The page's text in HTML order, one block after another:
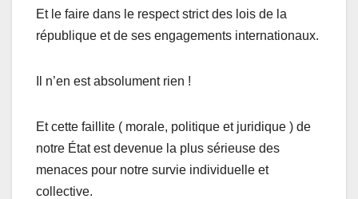
Et le faire dans le respect strict des lois de la
république et de ses engagements internationaux.
Il n’en est absolument rien !
Et cette faillite ( morale, politique et juridique ) de
notre État est devenue la plus sérieuse des
menaces pour notre survie individuelle et
collective.